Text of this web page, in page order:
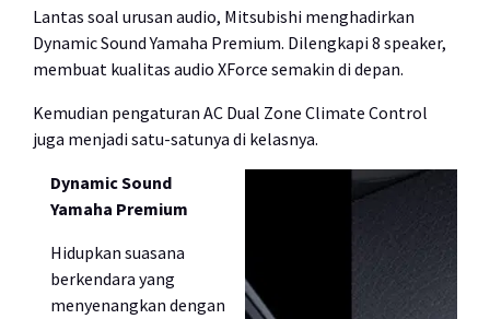
Lantas soal urusan audio, Mitsubishi menghadirkan
Dynamic Sound Yamaha Premium. Dilengkapi 8 speaker,
membuat kualitas audio XForce semakin di depan.
Kemudian pengaturan AC Dual Zone Climate Control
juga menjadi satu-satunya di kelasnya.
Dynamic Sound
Yamaha Premium
Hidupkan suasana
berkendara yang
menyenangkan dengan